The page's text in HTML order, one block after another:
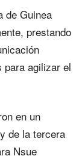
de Guinea
prestando
para agilizar el
en un
de la tercera
Nsue